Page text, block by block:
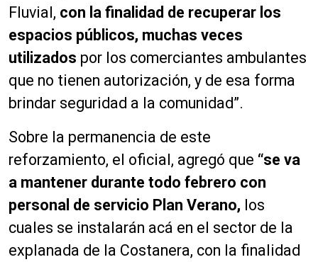
Fluvial, con la finalidad de recuperar los
espacios públicos, muchas veces
utilizados por los comerciantes ambulantes
que no tienen autorización, y de esa forma
brindar seguridad a la comunidad”.
Sobre la permanencia de este
reforzamiento, el oficial, agregó que “se va
a mantener durante todo febrero con
personal de servicio Plan Verano, los
cuales se instalarán acá en el sector de la
explanada de la Costanera, con la finalidad